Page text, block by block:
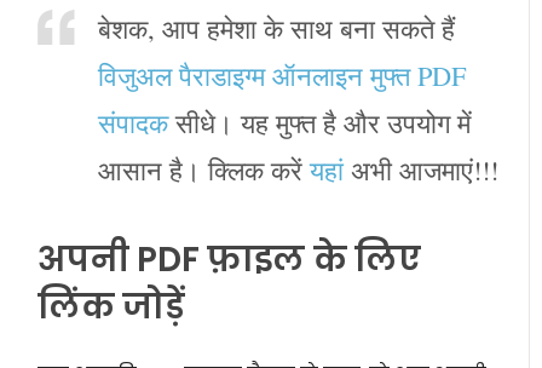
बेशक, आप हमेशा के साथ बना सकते हैं
विजुअल पैराडाइग्म ऑनलाइन मुफ्त PDF
संपादकसीधे। यह मुफ्त है और उपयोग में
आसान है। क्लिक करेंयहांअभी आजमाएं!!!
अपनी PDF फ़ाइल के लिए
लिंक जोड़ें